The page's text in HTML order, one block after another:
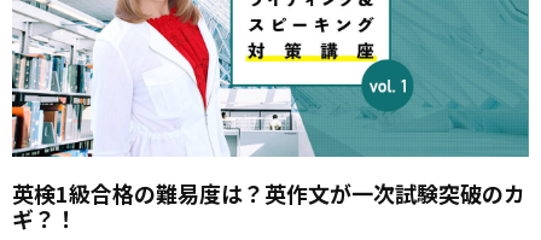
英検1級合格の難易度は？英作文が一次試験突破のカ
ギ？！